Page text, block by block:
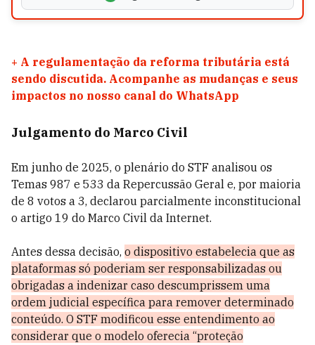
+ A regulamentação da reforma tributária está
sendo discutida. Acompanhe as mudanças e seus
impactos no nosso canal do WhatsApp
Julgamento do Marco Civil
Em junho de 2025, o plenário do STF analisou os
Temas 987 e 533 da Repercussão Geral e, por maioria
de 8 votos a 3, declarou parcialmente inconstitucional
o artigo 19 do Marco Civil da Internet.
Antes dessa decisão, o dispositivo estabelecia que as
plataformas só poderiam ser responsabilizadas ou
obrigadas a indenizar caso descumprissem uma
ordem judicial específica para remover determinado
conteúdo. O STF modificou esse entendimento ao
considerar que o modelo oferecia “proteção